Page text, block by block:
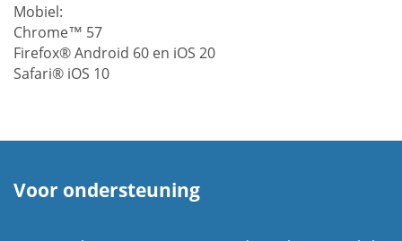
Mobiel:
Chrome™ 57
Firefox® Android 60 en iOS 20
Safari® iOS 10
Voor ondersteuning